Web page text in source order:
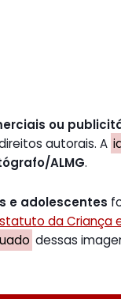
ou
autorais. A
ALMG.
e adolescentes
da Criança
dessas